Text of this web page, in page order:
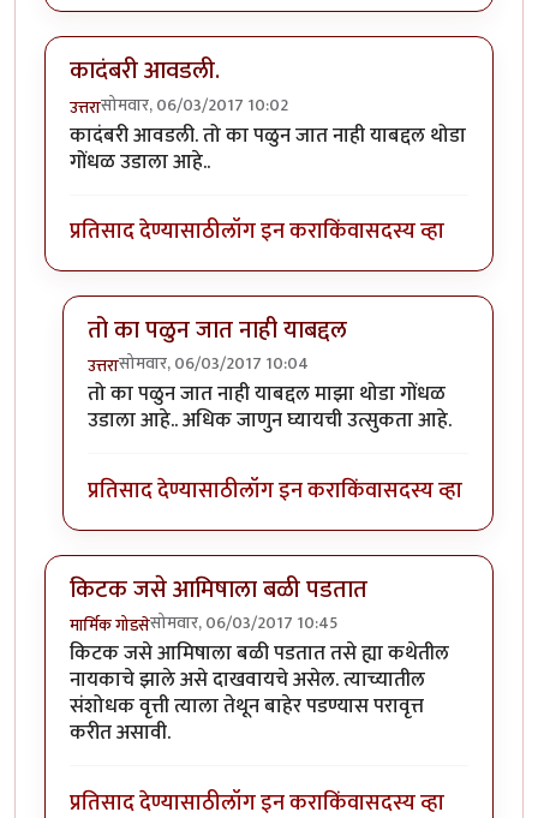
कादंबरी आवडली.
उत्तरासोमवार, 06/03/2017 10:02
कादंबरी आवडली. तो का पळुन जात नाही याबद्दल थोडा
गोंधळ उडाला आहे..
प्रतिसाद देण्यासाठीलॉग इन कराकिंवासदस्य व्हा
तो का पळुन जात नाही याबद्दल
उत्तरासोमवार, 06/03/2017 10:04
In reply toकादंबरी आवडली.byउत्तरा
तो का पळुन जात नाही याबद्दल माझा थोडा गोंधळ
उडाला आहे.. अधिक जाणुन घ्यायची उत्सुकता आहे.
प्रतिसाद देण्यासाठीलॉग इन कराकिंवासदस्य व्हा
किटक जसे आमिषाला बळी पडतात
मार्मिक गोडसेसोमवार, 06/03/2017 10:45
किटक जसे आमिषाला बळी पडतात तसे ह्या कथेतील
नायकाचे झाले असे दाखवायचे असेल. त्याच्यातील
संशोधक वृत्ती त्याला तेथून बाहेर पडण्यास परावृत्त
करीत असावी.
प्रतिसाद देण्यासाठीलॉग इन कराकिंवासदस्य व्हा